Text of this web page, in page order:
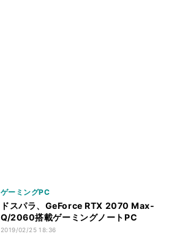
ゲーミングPC
ドスパラ、GeForce RTX 2070 Max-
Q/2060搭載ゲーミングノートPC
2019/02/25 18:36